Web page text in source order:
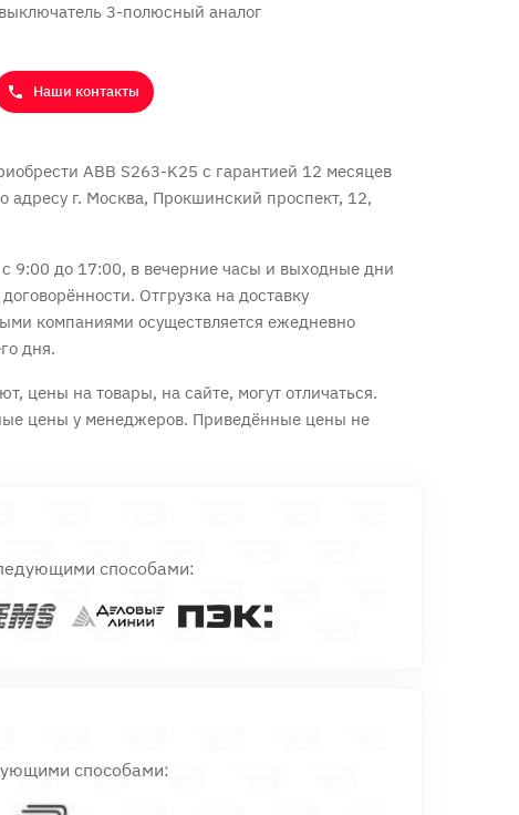
3-полюсный аналог
Наши контакты
ABB S263-K25 с гарантией 12 месяцев
адресу г. Москва, Прокшинский проспект, 12,
9:00 до 17:00, в вечерние часы и выходные дни
Отгрузка на доставку
компаниями осуществляется ежедневно
дня.
цены на товары, на сайте, могут отличаться.
цены у менеджеров. Приведённые цены не
способами:
способами: